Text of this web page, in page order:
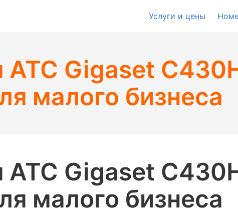
Услуги и цены
АТС Gigaset
малого бизнеса
АТС Gigaset
малого бизнеса